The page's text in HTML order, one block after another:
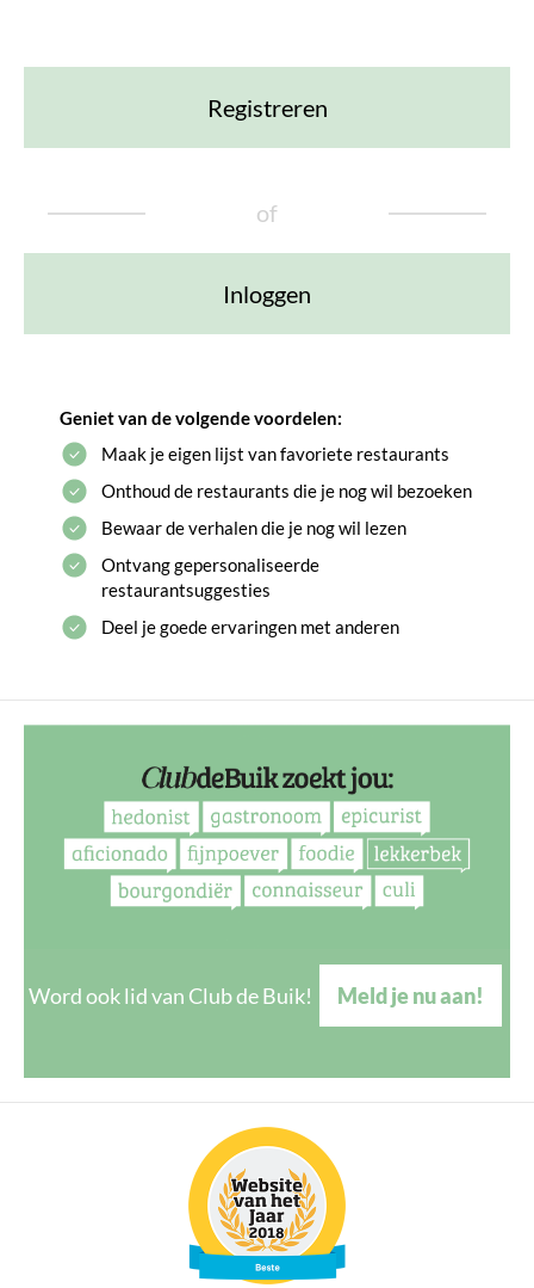
Registreren
of
Inloggen
Geniet van de volgende voordelen:
Maak je eigen lijst van favoriete restaurants
Onthoud de restaurants die je nog wil bezoeken
Bewaar de verhalen die je nog wil lezen
Ontvang gepersonaliseerde
restaurantsuggesties
Deel je goede ervaringen met anderen
Word ook lid van Club de Buik! Meld je nu aan!